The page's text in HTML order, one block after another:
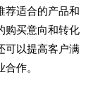
荐适合的产品和
购买意向和转化
可以提高客户满
作。